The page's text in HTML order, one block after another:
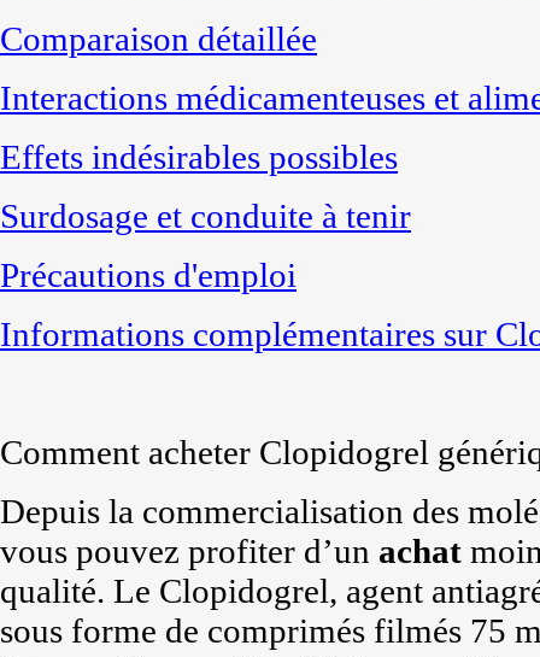
Comparaison détaillée
Interactions médicamenteuses et
Effets indésirables possibles
Surdosage et conduite à tenir
Précautions d'emploi
Informations complémentaires sur
Comment acheter Clopidogrel
Depuis la commercialisation des
vous pouvez profiter d’un achat
qualité. Le Clopidogrel, agent
sous forme de comprimés filmés 75